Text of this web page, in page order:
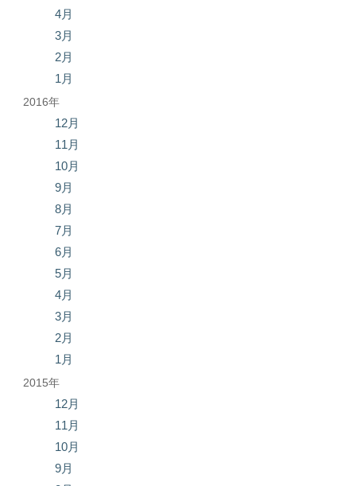
4月
3月
2月
1月
2016年
12月
11月
10月
9月
8月
7月
6月
5月
4月
3月
2月
1月
2015年
12月
11月
10月
9月